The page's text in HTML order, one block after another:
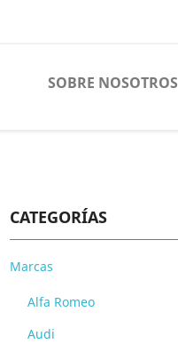
SOBRE NOSOTROS
CATEGORÍAS
Marcas
Alfa Romeo
Audi